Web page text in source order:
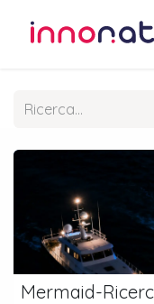
Mermaid-